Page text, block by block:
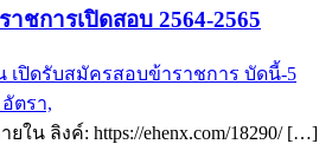
าชการเปิดสอบ 2564-2565
เปิดรับสมัครสอบข้าราชการ บัดนี้-5
อัตรา,
ลิงค์: https://ehenx.com/18290/ […]